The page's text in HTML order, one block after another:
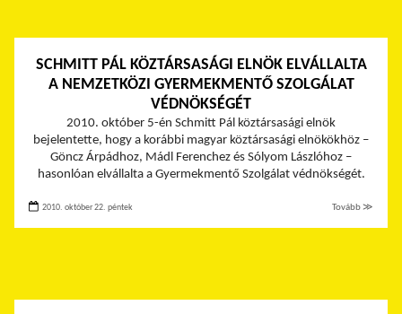
SCHMITT PÁL KÖZTÁRSASÁGI ELNÖK ELVÁLLALTA
A NEMZETKÖZI GYERMEKMENTŐ SZOLGÁLAT
VÉDNÖKSÉGÉT
2010. október 5-én Schmitt Pál köztársasági elnök
bejelentette, hogy a korábbi magyar köztársasági elnökökhöz –
Göncz Árpádhoz, Mádl Ferenchez és Sólyom Lászlóhoz –
hasonlóan elvállalta a Gyermekmentő Szolgálat védnökségét.
2010. október 22. péntek Tovább ≫